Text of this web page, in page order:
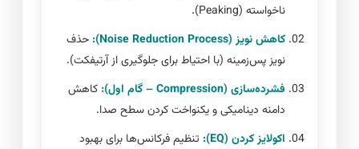
ناخواسته (Peaking).
کاهش نویز (Noise Reduction Process):
حذف
نویز پس‌زمینه (با احتیاط برای جلوگیری از آرتیفکت).
فشرده‌سازی (Compression – گام اول):
کاهش
دامنه دینامیکی و یکنواخت کردن سطح صدا.
اکولایز کردن (EQ):
تنظیم فرکانس‌ها برای بهبود